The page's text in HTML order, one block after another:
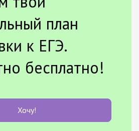
план
к ЕГЭ.
бесплатно!
Хочу!